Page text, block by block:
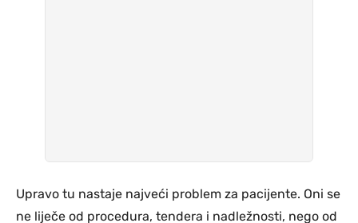
Upravo tu nastaje najveći problem za pacijente. Oni se
ne liječe od procedura, tendera i nadležnosti, nego od